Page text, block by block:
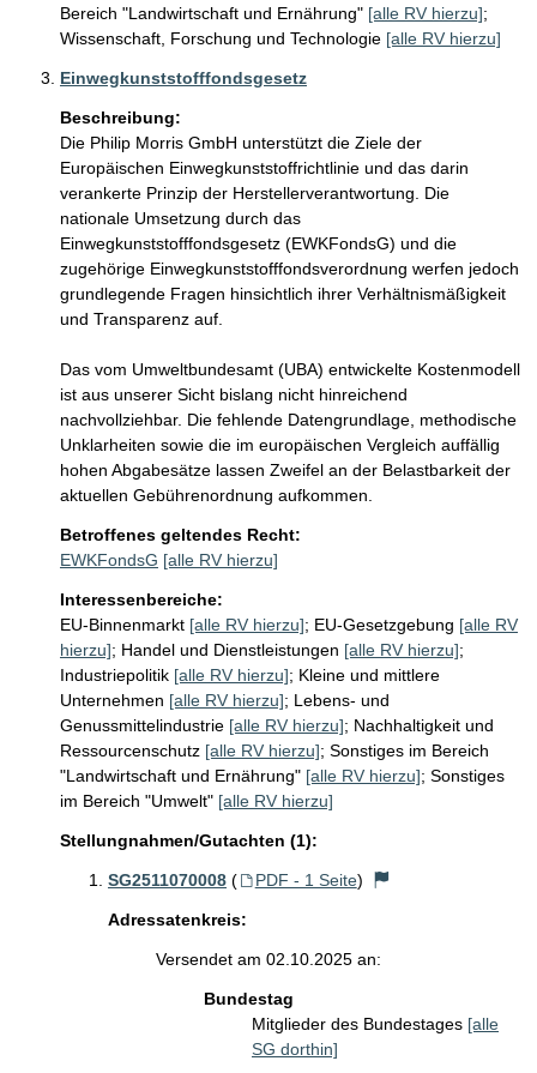
Bereich "Landwirtschaft und Ernährung" [alle RV hierzu];
Wissenschaft, Forschung und Technologie [alle RV hierzu]
Einwegkunststofffondsgesetz
Beschreibung:
Die Philip Morris GmbH unterstützt die Ziele der
Europäischen Einwegkunststoffrichtlinie und das darin
verankerte Prinzip der Herstellerverantwortung. Die
nationale Umsetzung durch das
Einwegkunststofffondsgesetz (EWKFondsG) und die
zugehörige Einwegkunststofffondsverordnung werfen jedoch
grundlegende Fragen hinsichtlich ihrer Verhältnismäßigkeit
und Transparenz auf.
Das vom Umweltbundesamt (UBA) entwickelte Kostenmodell
ist aus unserer Sicht bislang nicht hinreichend
nachvollziehbar. Die fehlende Datengrundlage, methodische
Unklarheiten sowie die im europäischen Vergleich auffällig
hohen Abgabesätze lassen Zweifel an der Belastbarkeit der
aktuellen Gebührenordnung aufkommen.
Betroffenes geltendes Recht:
EWKFondsG [alle RV hierzu]
Interessenbereiche:
EU-Binnenmarkt [alle RV hierzu]; EU-Gesetzgebung [alle RV
hierzu]; Handel und Dienstleistungen [alle RV hierzu];
Industriepolitik [alle RV hierzu]; Kleine und mittlere
Unternehmen [alle RV hierzu]; Lebens- und
Genussmittelindustrie [alle RV hierzu]; Nachhaltigkeit und
Ressourcenschutz [alle RV hierzu]; Sonstiges im Bereich
"Landwirtschaft und Ernährung" [alle RV hierzu]; Sonstiges
im Bereich "Umwelt" [alle RV hierzu]
Stellungnahmen/Gutachten (1):
SG2511070008 ( PDF - 1 Seite)
Adressatenkreis:
Versendet am 02.10.2025 an:
Bundestag
Mitglieder des Bundestages [alle
SG dorthin]